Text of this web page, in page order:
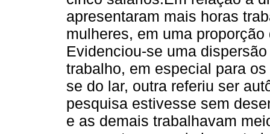
apresentaram mais horas
mulheres, em uma
Evidenciou-se uma
trabalho, em especial para
se do lar, outra referiu ser
pesquisa estivesse sem
e as demais trabalhavam